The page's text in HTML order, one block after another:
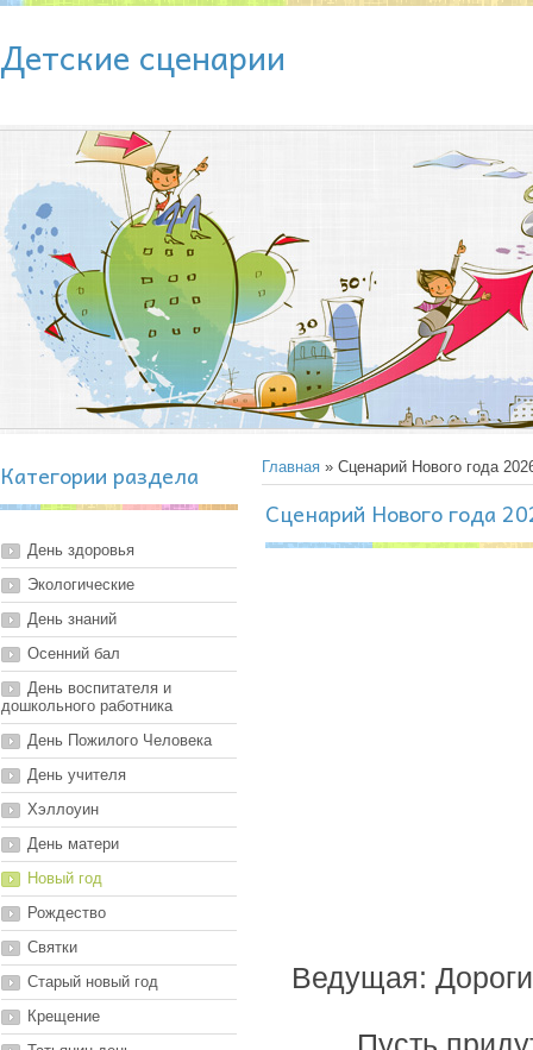
Детские сценарии
Категории раздела
День здоровья
Экологические
День знаний
Осенний бал
День воспитателя и
дошкольного работника
День Пожилого Человека
День учителя
Хэллоуин
День матери
Новый год
Рождество
Святки
Старый новый год
Крещение
Главная » Сценарий Нового года
Сценарий Нового года
Ведущая: